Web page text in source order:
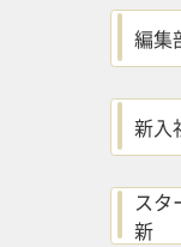
編集
新入
スタ
新